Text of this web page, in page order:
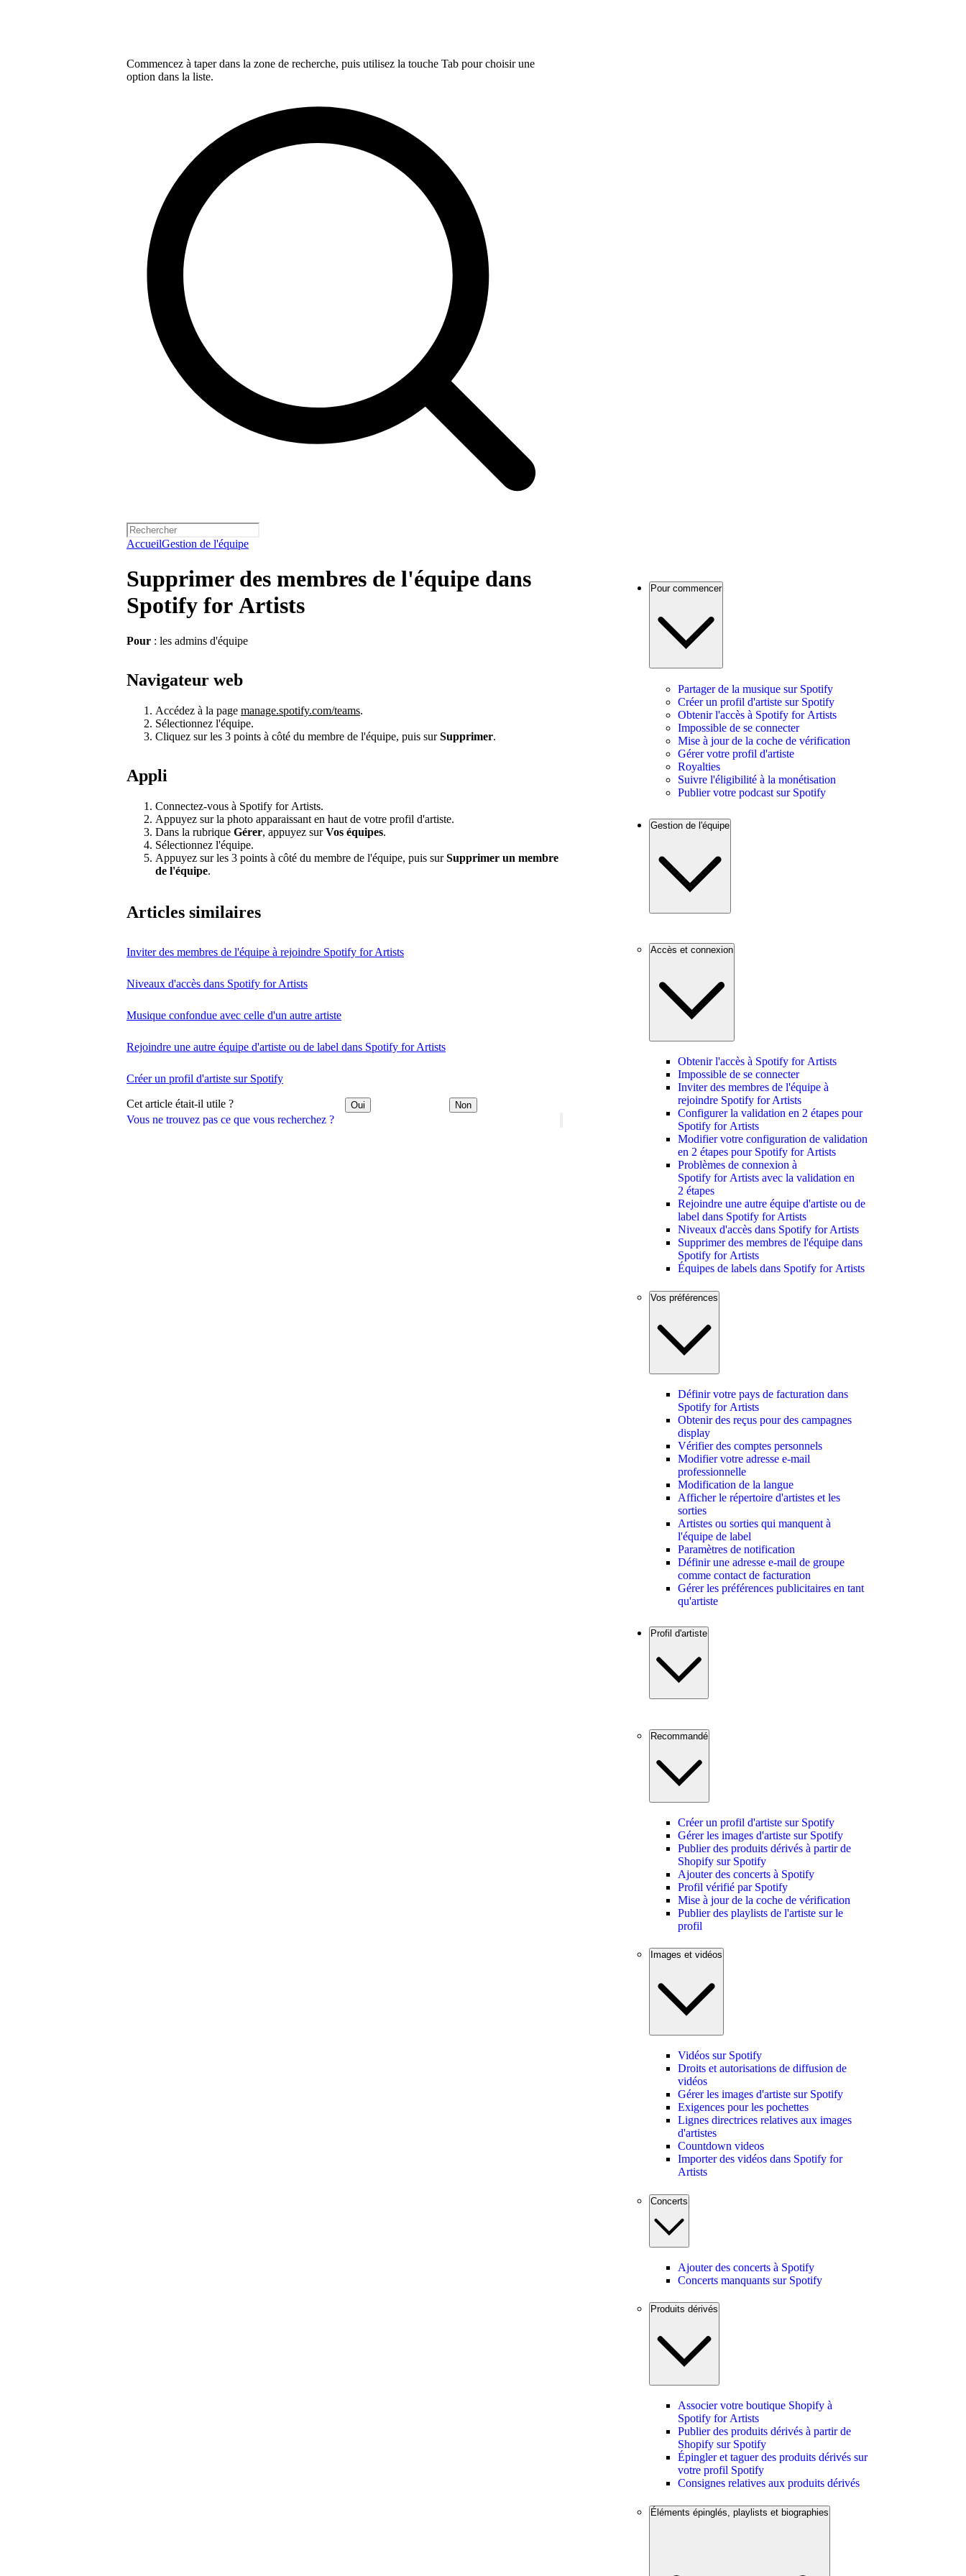
Commencez à taper dans la zone de recherche, puis utilisez la touche Tab pour choisir une
option dans la liste.
AccueilGestion de l'équipe
Vous ne trouvez pas ce que vous recherchez ?
Supprimer des membres de l'équipe dans
Spotify for Artists
Pour : les admins d'équipe
Navigateur web
Accédez à la page manage.spotify.com/teams.
Sélectionnez l'équipe.
Cliquez sur les 3 points à côté du membre de l'équipe, puis surSupprimer.
Appli
Connectez-vous à Spotify for Artists.
Appuyez sur la photo apparaissant en haut de votre profil d'artiste.
Dans la rubrique Gérer, appuyez surVos équipes.
Sélectionnez l'équipe.
Appuyez sur les 3 points à côté du membre de l'équipe, puis surSupprimer un membre
de l'équipe.
Articles similaires
Inviter des membres de l'équipe à rejoindre Spotify for Artists
Niveaux d'accès dans Spotify for Artists
Musique confondue avec celle d'un autre artiste
Rejoindre une autre équipe d'artiste ou de label dans Spotify for Artists
Créer un profil d'artiste sur Spotify
Cet article était-il utile ? Oui Non
Pour commencer
Partager de la musique sur Spotify
Créer un profil d'artiste sur Spotify
Obtenir l'accès à Spotify for Artists
Impossible de se connecter
Mise à jour de la coche de vérification
Gérer votre profil d'artiste
Royalties
Suivre l'éligibilité à la monétisation
Publier votre podcast sur Spotify
Gestion de l'équipe
Accès et connexion
Obtenir l'accès à Spotify for Artists
Impossible de se connecter
Inviter des membres de l'équipe à
rejoindre Spotify for Artists
Configurer la validation en 2 étapes pour
Spotify for Artists
Modifier votre configuration de validation
en 2 étapes pour Spotify for Artists
Problèmes de connexion à
Spotify for Artists avec la validation en
2 étapes
Rejoindre une autre équipe d'artiste ou de
label dans Spotify for Artists
Niveaux d'accès dans Spotify for Artists
Supprimer des membres de l'équipe dans
Spotify for Artists
Équipes de labels dans Spotify for Artists
Vos préférences
Définir votre pays de facturation dans
Spotify for Artists
Obtenir des reçus pour des campagnes
display
Vérifier des comptes personnels
Modifier votre adresse e-mail
professionnelle
Modification de la langue
Afficher le répertoire d'artistes et les
sorties
Artistes ou sorties qui manquent à
l'équipe de label
Paramètres de notification
Définir une adresse e-mail de groupe
comme contact de facturation
Gérer les préférences publicitaires en tant
qu'artiste
Profil d'artiste
Recommandé
Créer un profil d'artiste sur Spotify
Gérer les images d'artiste sur Spotify
Publier des produits dérivés à partir de
Shopify sur Spotify
Ajouter des concerts à Spotify
Profil vérifié par Spotify
Mise à jour de la coche de vérification
Publier des playlists de l'artiste sur le
profil
Images et vidéos
Vidéos sur Spotify
Droits et autorisations de diffusion de
vidéos
Gérer les images d'artiste sur Spotify
Exigences pour les pochettes
Lignes directrices relatives aux images
d'artistes
Countdown videos
Importer des vidéos dans Spotify for
Artists
Concerts
Ajouter des concerts à Spotify
Concerts manquants sur Spotify
Produits dérivés
Associer votre boutique Shopify à
Spotify for Artists
Publier des produits dérivés à partir de
Shopify sur Spotify
Épingler et taguer des produits dérivés sur
votre profil Spotify
Consignes relatives aux produits dérivés
Éléments épinglés, playlists et biographies